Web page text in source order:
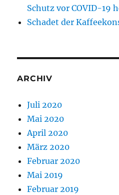
Schutz vor COVID-19
Schadet der
ARCHIV
Juli 2020
Mai 2020
April 2020
März 2020
Februar 2020
Mai 2019
Februar 2019